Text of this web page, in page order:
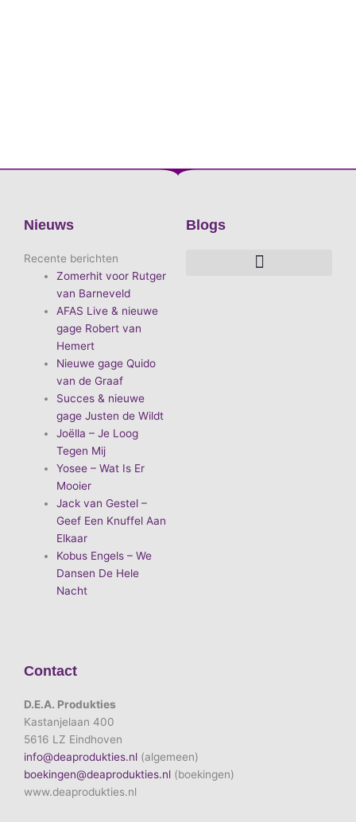
Nieuws
Recente berichten
Zomerhit voor Rutger
van Barneveld
AFAS Live & nieuwe
gage Robert van
Hemert
Nieuwe gage Quido
van de Graaf
Succes & nieuwe
gage Justen de Wildt
Joëlla – Je Loog
Tegen Mij
Yosee – Wat Is Er
Mooier
Jack van Gestel –
Geef Een Knuffel Aan
Elkaar
Kobus Engels – We
Dansen De Hele
Nacht
Blogs
Contact
D.E.A. Produkties
Kastanjelaan 400
5616 LZ Eindhoven
info@deaprodukties.nl (algemeen)
boekingen@deaprodukties.nl (boekingen)
www.deaprodukties.nl